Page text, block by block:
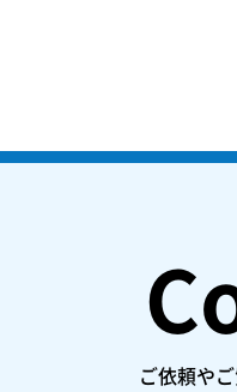
ご依頼や